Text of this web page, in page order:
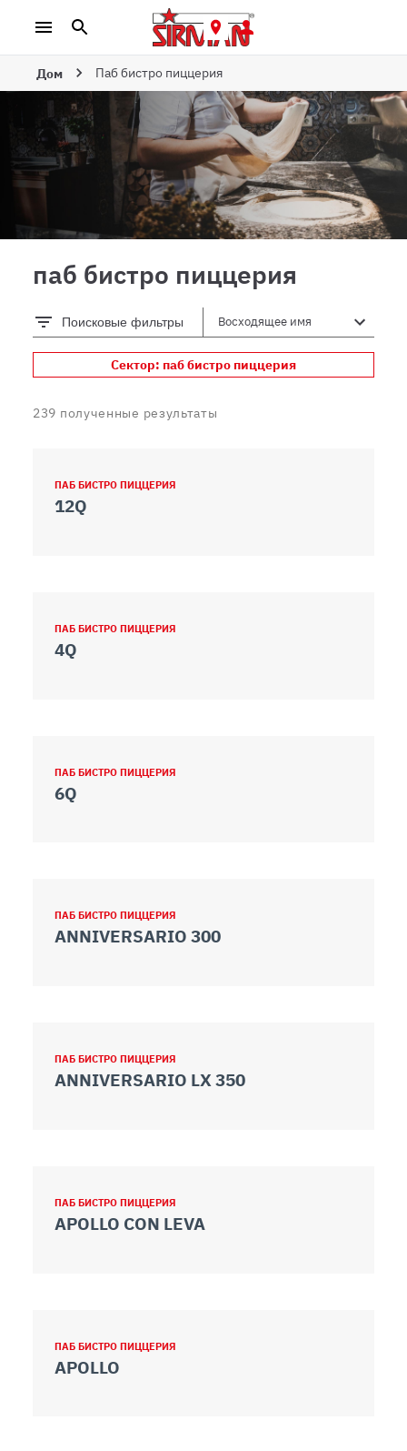
Дом Паб бистро пиццерия
паб бистро пиццерия
Поисковые фильтры
Сектор: паб бистро пиццерия
239 полученные результаты
ПАБ БИСТРО ПИЦЦЕРИЯ
12Q
ПАБ БИСТРО ПИЦЦЕРИЯ
4Q
ПАБ БИСТРО ПИЦЦЕРИЯ
6Q
ПАБ БИСТРО ПИЦЦЕРИЯ
ANNIVERSARIO 300
ПАБ БИСТРО ПИЦЦЕРИЯ
ANNIVERSARIO LX 350
ПАБ БИСТРО ПИЦЦЕРИЯ
APOLLO CON LEVA
ПАБ БИСТРО ПИЦЦЕРИЯ
APOLLO